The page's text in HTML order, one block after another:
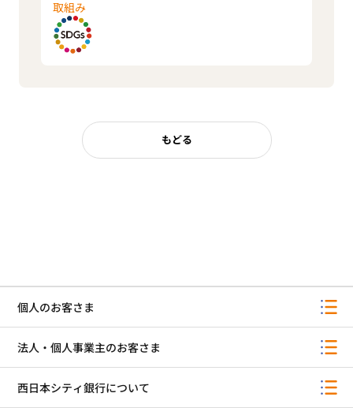
取組み
もどる
個人のお客さま
法人・個人事業主のお客さま
西日本シティ銀行について